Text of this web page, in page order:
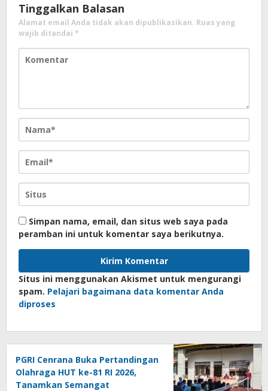
Tinggalkan Balasan
Alamat email Anda tidak akan dipublikasikan. Ruas yang
wajib ditandai *
Simpan nama, email, dan situs web saya pada
peramban ini untuk komentar saya berikutnya.
Situs ini menggunakan Akismet untuk mengurangi
spam. Pelajari bagaimana data komentar Anda
diproses
PGRI Cenrana Buka Pertandingan
Olahraga HUT ke-81 RI 2026,
Tanamkan Semangat